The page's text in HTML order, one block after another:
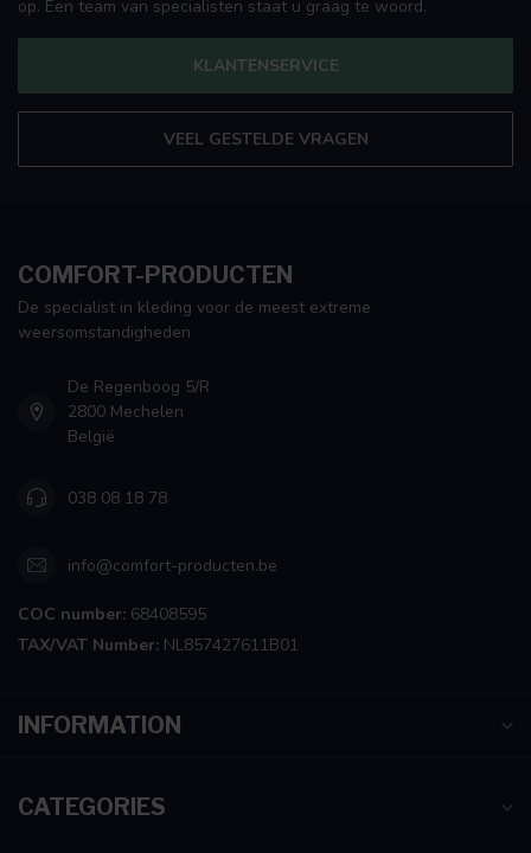
op. Een team van specialisten staat u graag te woord.
KLANTENSERVICE
VEEL GESTELDE VRAGEN
COMFORT-PRODUCTEN
De specialist in kleding voor de meest extreme
weersomstandigheden
De Regenboog 5/R
2800 Mechelen
België
038 08 18 78
info@comfort-producten.be
COC number: 68408595
TAX/VAT Number: NL857427611B01
INFORMATION
CATEGORIES